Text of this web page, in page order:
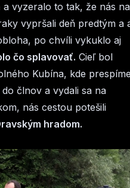
a vyzeralo to tak, že nás na
vypršali deň predtým a
po chvíli vykuklo aj
čo splavovať. Cieľ bol
Kubína, kde
člnov a vydali sa na
nás cestou potešili
hradom.